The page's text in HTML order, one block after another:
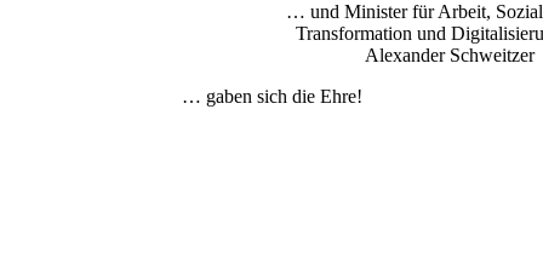
… und Minister für Arbeit,
Transformation und
Alexander
… gaben sich die Ehre!